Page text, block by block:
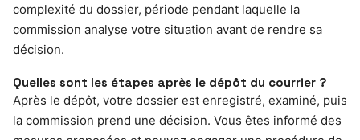
complexité du dossier, période pendant laquelle la
commission analyse votre situation avant de rendre sa
décision.
Quelles sont les étapes après le dépôt du courrier ?
Après le dépôt, votre dossier est enregistré, examiné, puis
la commission prend une décision. Vous êtes informé des